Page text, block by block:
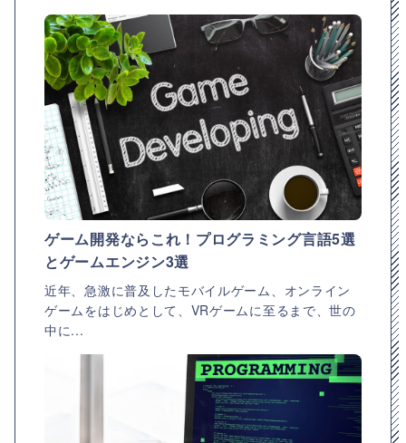
ゲーム開発ならこれ！プログラミング言語5選
とゲームエンジン3選
近年、急激に普及したモバイルゲーム、オンライン
ゲームをはじめとして、VRゲームに至るまで、世の
中に...